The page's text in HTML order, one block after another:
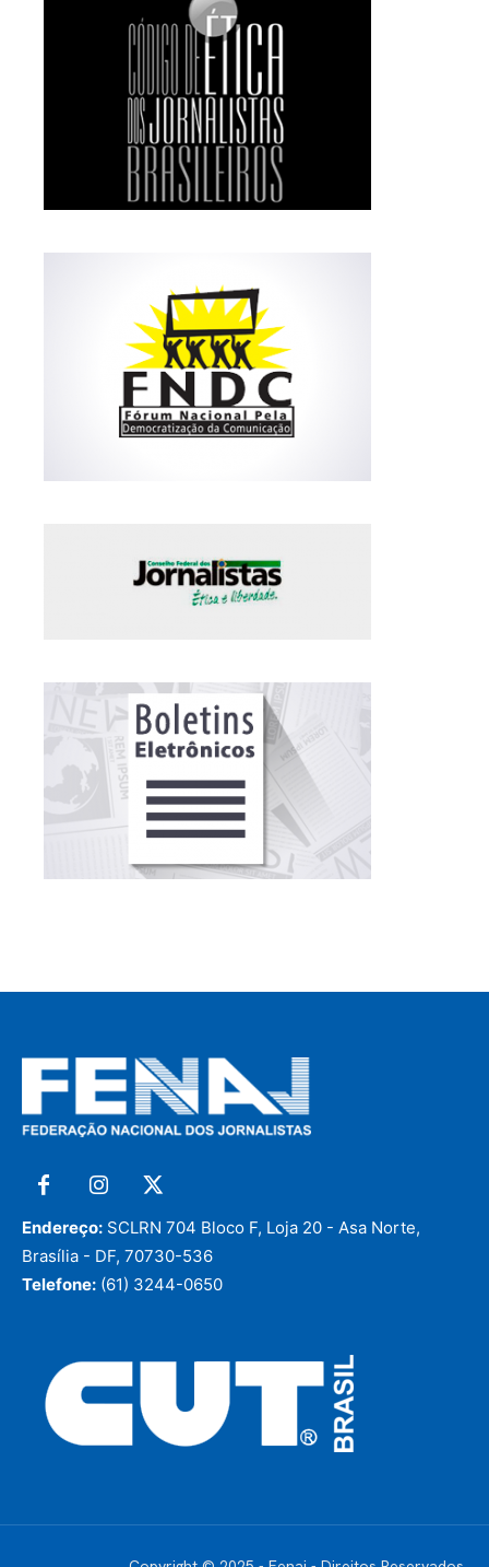
Endereço: SCLRN 704 Bloco F, Loja 20 - Asa Norte,
Brasília - DF, 70730-536
Telefone: (61) 3244-0650